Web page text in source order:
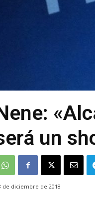
un
de diciembre de 2018